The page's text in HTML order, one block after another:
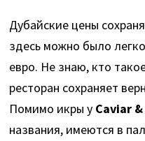
Дубайские цены
здесь можно было
евро. Не знаю, кто
ресторан сохраняет
Помимо икры у Caviar
названия, имеются в